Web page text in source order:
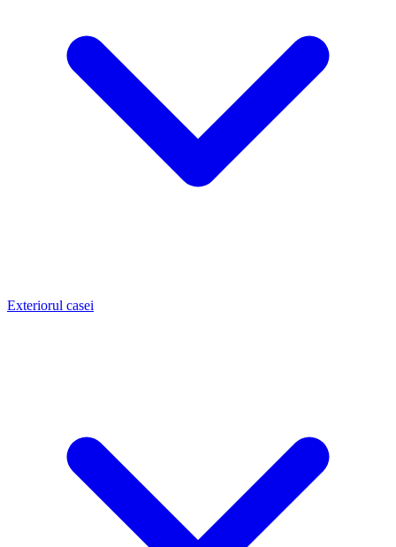
Exteriorul casei